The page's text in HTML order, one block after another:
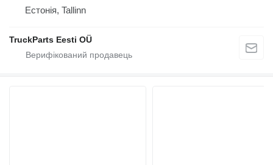
Естонія, Tallinn
TruckParts Eesti OÜ